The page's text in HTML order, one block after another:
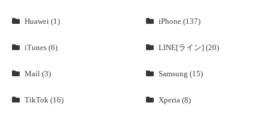
Huawei (1) iPhone (137)
iTunes (6) LINE[ライン] (20)
Mail (3) Samsung (15)
TikTok (16) Xperia (8)